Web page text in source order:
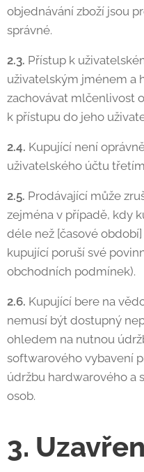
objednávání zboží jsou
správné.
2.3. Přístup k
uživatelským jménem a
zachovávat mlčenlivost
k přístupu do jeho
2.4. Kupující není
uživatelského účtu
2.5. Prodávající může
zejména v případě, kdy
déle než [časové
kupující poruší své
obchodních podmínek).
2.6. Kupující bere na
nemusí být dostupný
ohledem na nutnou
softwarového vybavení
údržbu hardwarového a
osob.
3.